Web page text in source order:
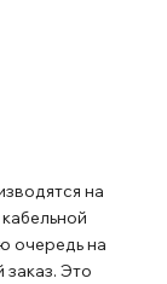
15,6 мм (по
на
очередь на
Это